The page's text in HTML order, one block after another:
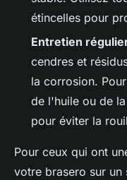
étincelles pour
Entretien
cendres et
la corrosion.
de l'huile ou de
pour éviter la
Pour ceux qui ont
votre brasero sur